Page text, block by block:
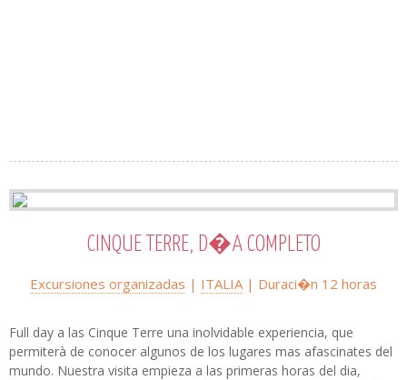
CINQUE TERRE, D�A COMPLETO
Excursiones organizadas | ITALIA| Duraci�n 12 horas
Full day a las Cinque Terre una inolvidable experiencia, que
permiterà de conocer algunos de los lugares mas afascinates del
mundo. Nuestra visita empieza a las primeras horas del dia,